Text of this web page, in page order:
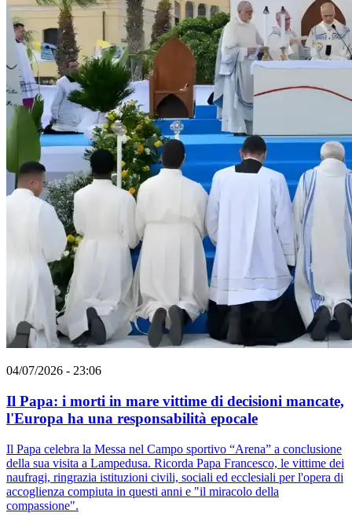
04/07/2026 - 23:06
Il Papa: i morti in mare vittime di decisioni mancate,
l'Europa ha una responsabilità epocale
Il Papa celebra la Messa nel Campo sportivo “Arena” a conclusione
della sua visita a Lampedusa. Ricorda Papa Francesco, le vittime dei
naufragi, ringrazia istituzioni civili, sociali ed ecclesiali per l'opera di
accoglienza compiuta in questi anni e "il miracolo della
compassione".